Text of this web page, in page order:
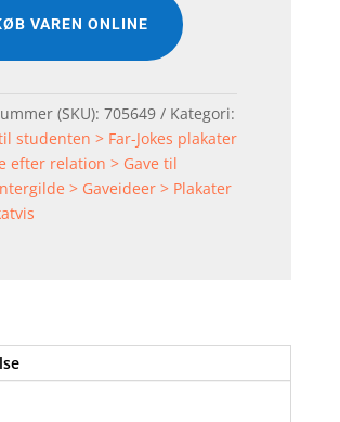
VAREN ONLINE
(SKU): 705649
Kategori:
studenten > Far-Jokes plakater
efter relation > Gave til
> Gaveideer > Plakater